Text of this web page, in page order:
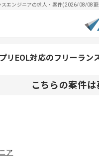
スエンジニアの求人・案件(2026/08/08
リEOL対応のフリーラン
こちらの案件
ア